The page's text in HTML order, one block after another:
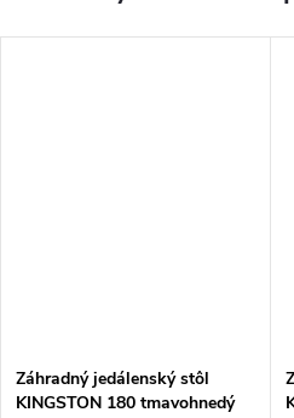
Záhradný jedálenský stôl
KINGSTON 180 tmavohnedý